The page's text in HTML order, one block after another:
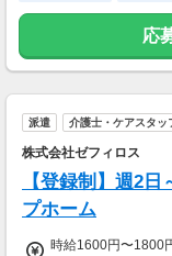
利用手数料は驚きの
【交通費】
応
派遣 介護士・ケアスタッ
株式会社ゼフィロス
【登録制】週2
プホーム
時給1600円〜1800